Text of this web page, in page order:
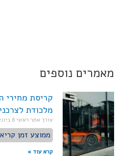
מאמרים נוספים
קריסת מחירי
מלכודת
עורך אתר ראשי8 ביוני 2025
ממוצע זמן
קרא עוד »